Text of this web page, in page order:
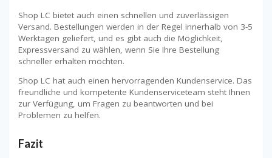
Shop LC bietet auch einen schnellen und zuverlässigen
Versand. Bestellungen werden in der Regel innerhalb von 3-5
Werktagen geliefert, und es gibt auch die Möglichkeit,
Expressversand zu wählen, wenn Sie Ihre Bestellung
schneller erhalten möchten.
Shop LC hat auch einen hervorragenden Kundenservice. Das
freundliche und kompetente Kundenserviceteam steht Ihnen
zur Verfügung, um Fragen zu beantworten und bei
Problemen zu helfen.
Fazit